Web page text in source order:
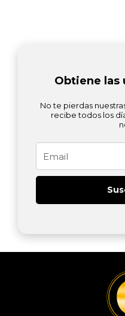
Obtiene las
No te pierdas
recibe todos los